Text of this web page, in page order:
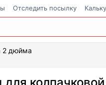
Отследить посылку
2 дюйма